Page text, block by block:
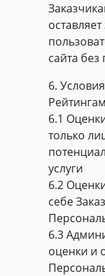
сайта
6.
6.1
только
услуги
6.2
себе
6.3
оценки и